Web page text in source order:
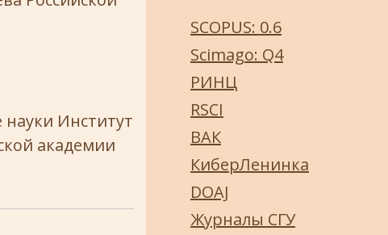
Институт
академии
SCOPUS: 0.6
Scimago: Q4
РИНЦ
RSCI
ВАК
КиберЛенинка
DOAJ
Журналы СГУ